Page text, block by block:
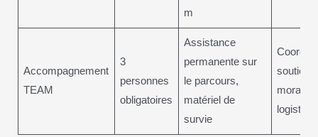
m
Accompagnement
TEAM
3
personnes
obligatoires
Assistance
permanente sur
le parcours,
matériel de
survie
soutien
moral,